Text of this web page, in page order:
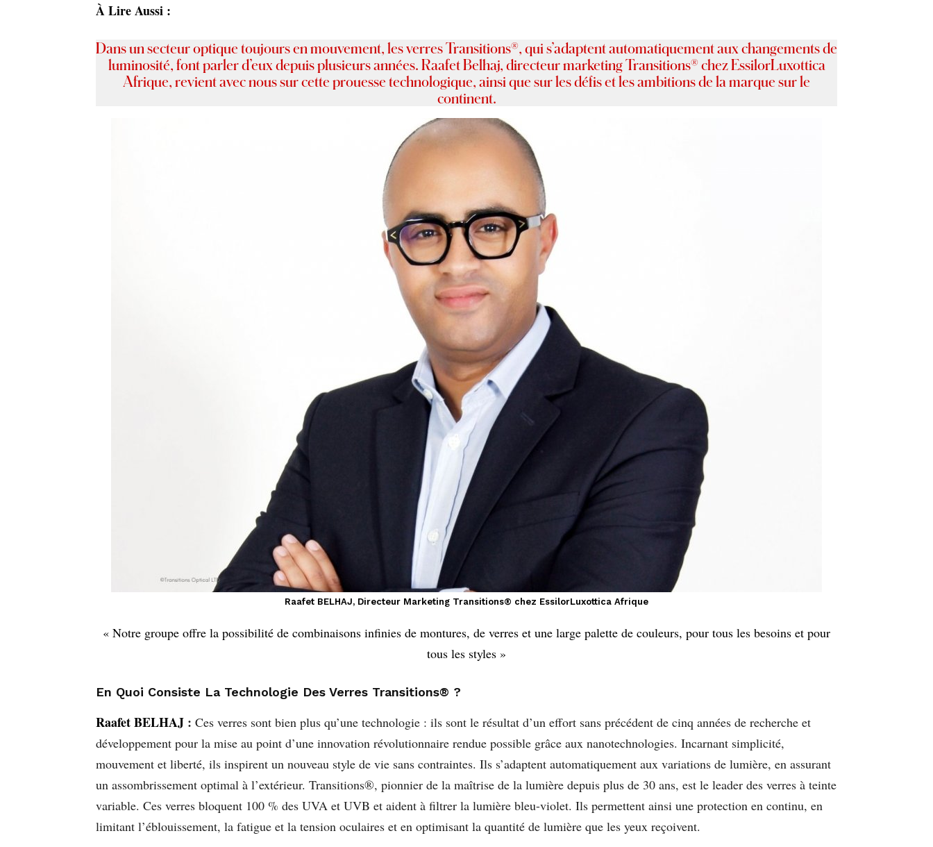
À Lire Aussi :
Dans un secteur optique toujours en mouvement, les verres Transitions®, qui s’adaptent automatiquement aux changements de
luminosité, font parler d’eux depuis plusieurs années. Raafet Belhaj, directeur marketing Transitions® chez EssilorLuxottica
Afrique, revient avec nous sur cette prouesse technologique, ainsi que sur les défis et les ambitions de la marque sur le
continent.
Raafet BELHAJ, Directeur Marketing Transitions® chez EssilorLuxottica Afrique
« Notre groupe offre la possibilité de combinaisons infinies de montures, de verres et une large palette de couleurs, pour tous les besoins et pour
tous les styles »
En Quoi Consiste La Technologie Des Verres Transitions® ?
Raafet BELHAJ : Ces verres sont bien plus qu’une technologie : ils sont le résultat d’un effort sans précédent de cinq années de recherche et
développement pour la mise au point d’une innovation révolutionnaire rendue possible grâce aux nanotechnologies. Incarnant simplicité,
mouvement et liberté, ils inspirent un nouveau style de vie sans contraintes. Ils s’adaptent automatiquement aux variations de lumière, en assurant
un assombrissement optimal à l’extérieur. Transitions®, pionnier de la maîtrise de la lumière depuis plus de 30 ans, est le leader des verres à teinte
variable. Ces verres bloquent 100 % des UVA et UVB et aident à filtrer la lumière bleu-violet. Ils permettent ainsi une protection en continu, en
limitant l’éblouissement, la fatigue et la tension oculaires et en optimisant la quantité de lumière que les yeux reçoivent.